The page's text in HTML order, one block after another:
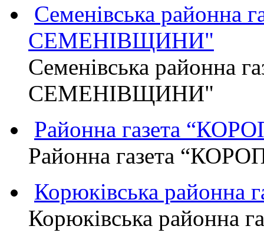
Семенівська районна
СЕМЕНІВЩИНИ"
Семенівська районна
СЕМЕНІВЩИНИ"
Районна газета
Районна газета
Корюківська районна
Корюківська районна